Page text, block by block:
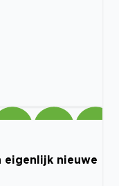
eigenlijk nieuwe